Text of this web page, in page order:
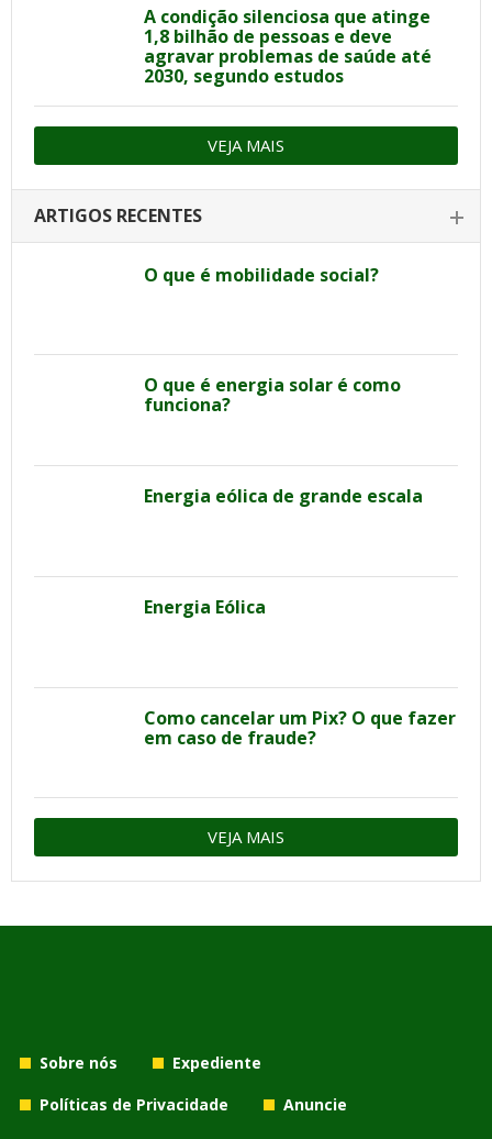
A condição silenciosa que atinge
1,8 bilhão de pessoas e deve
agravar problemas de saúde até
2030, segundo estudos
VEJA MAIS
ARTIGOS RECENTES
O que é mobilidade social?
O que é energia solar é como
funciona?
Energia eólica de grande escala
Energia Eólica
Como cancelar um Pix? O que fazer
em caso de fraude?
VEJA MAIS
Sobre nós
Expediente
Políticas de Privacidade
Anuncie